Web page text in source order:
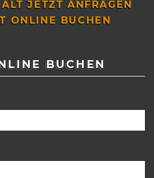
JETZT ANFRAGEN
ONLINE BUCHEN
BUCHEN